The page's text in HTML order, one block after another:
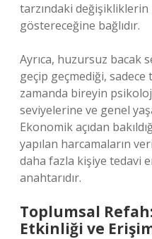
tarzındaki
göstereceğine bağlıdır.
Ayrıca, huzursuz bacak
geçip geçmediği, sadece
zamanda bireyin
seviyelerine ve genel
Ekonomik açıdan
yapılan harcamaların
daha fazla kişiye tedavi
anahtarıdır.
Toplumsal
Etkinliği ve